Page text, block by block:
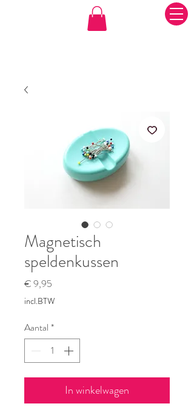
Magnetisch
speldenkussen
€ 9,95
incl.BTW
Aantal *
In winkelwagen